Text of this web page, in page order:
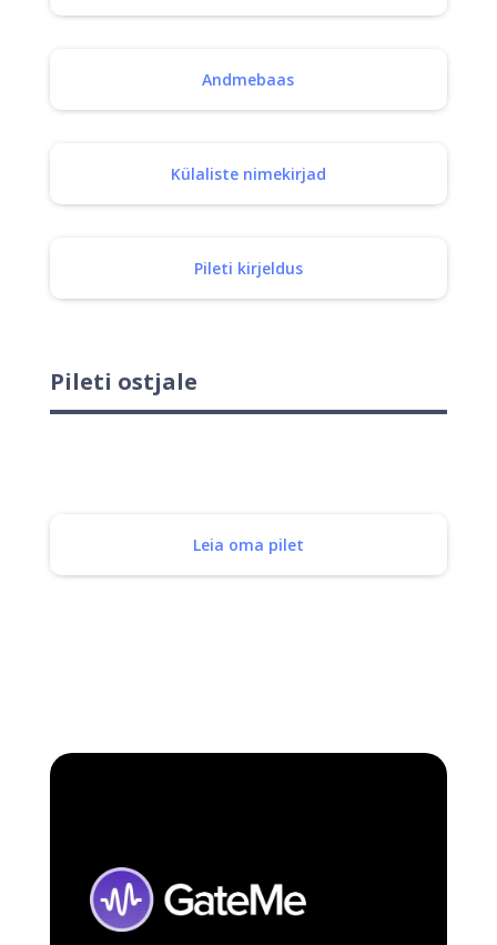
Andmebaas
Külaliste nimekirjad
Pileti kirjeldus
Pileti ostjale
Leia oma pilet